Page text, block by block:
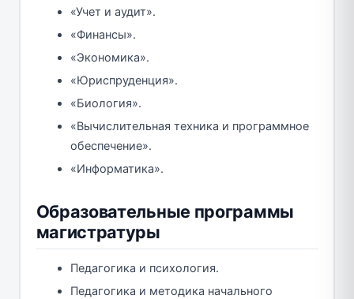
«Учет и аудит».
«Финансы».
«Экономика».
«Юриспруденция».
«Биология».
«Вычислительная техника и программное
обеспечение».
«Информатика».
Образовательные программы
магистратуры
Педагогика и психология.
Педагогика и методика начального